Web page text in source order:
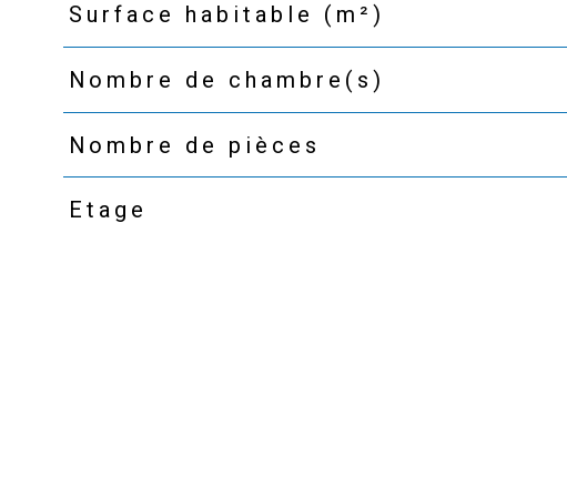
Surface habitable (m²)
Nombre de chambre(s)
Nombre de pièces
Etage